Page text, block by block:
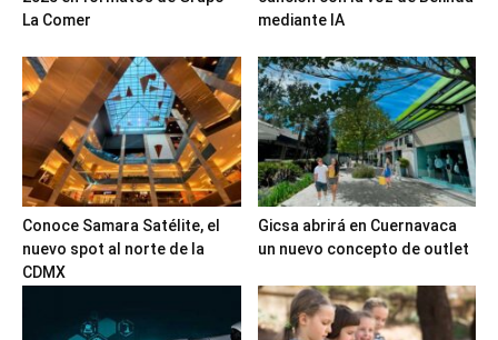
La Comer
mediante IA
Conoce Samara Satélite, el
nuevo spot al norte de la
CDMX
Gicsa abrirá en Cuernavaca
un nuevo concepto de outlet